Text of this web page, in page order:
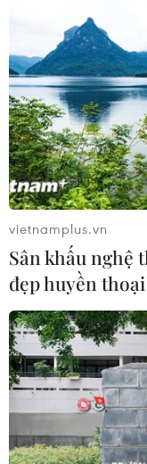
Ecuador đánh
khai mạc World
20/11/2022 23:00
Enner Valencia
đội tuyển Ecuador
ngày khai mạc
vietnamplus.vn
Sân khấu nghệ
đẹp huyền